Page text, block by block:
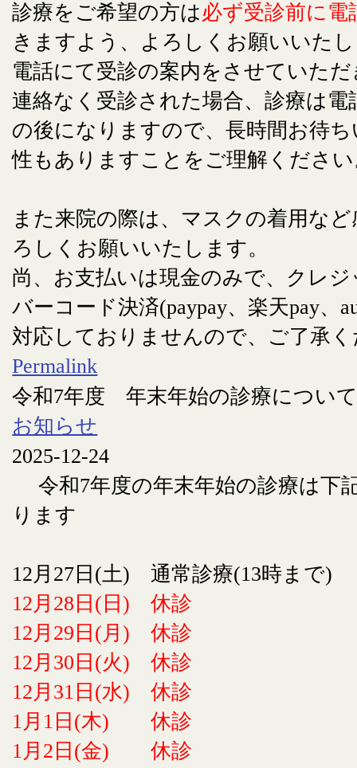
診療をご希望の方は必ず受診前に電
きますよう、よろしくお願いいた
電話にて受診の案内をさせていた
連絡なく受診された場合、診療は電
の後になりますので、長時間お待
性もありますことをご理解くださ
また来院の際は、マスクの着用な
ろしくお願いいたします。
尚、お支払いは現金のみで、クレ
バーコード決済(paypay、楽天pay、
対応しておりませんので、ご了承
Permalink
令和7年度 年末年始の診療につい
お知らせ
2025-12-24
令和7年度の年末年始の診療は下
ります
12月27日(土) 通常診療(13時まで)
12月28日(日) 休診
12月29日(月) 休診
12月30日(火) 休診
12月31日(水) 休診
1月1日(木) 休診
1月2日(金) 休診